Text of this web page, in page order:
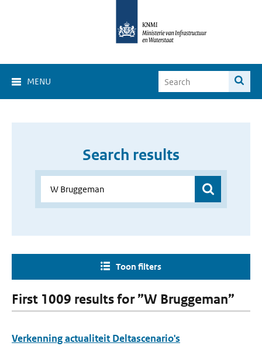
MENU
Search results
Toon filters
First 1009 results for ”W Bruggeman”
Verkenning actualiteit Deltascenario's